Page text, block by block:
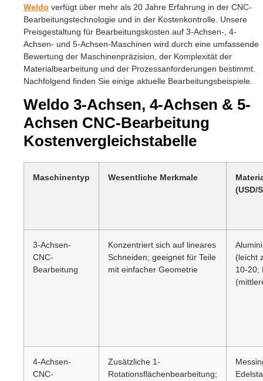
Weldo verfügt über mehr als 20 Jahre Erfahrung in der CNC-
Bearbeitungstechnologie und in der Kostenkontrolle. Unsere
Preisgestaltung für Bearbeitungskosten auf 3-Achsen-, 4-
Achsen- und 5-Achsen-Maschinen wird durch eine umfassende
Bewertung der Maschinenpräzision, der Komplexität der
Materialbearbeitung und der Prozessanforderungen bestimmt.
Nachfolgend finden Sie einige aktuelle Bearbeitungsbeispiele.
Weldo 3-Achsen, 4-Achsen & 5-
Achsen CNC-Bearbeitung
Kostenvergleichstabelle
Maschinentyp Wesentliche Merkmale
(USD/
3-Achsen-
CNC-
Bearbeitung
Konzentriert sich auf lineares
Schneiden; geeignet für Teile
mit einfacher Geometrie
(leicht
10-20;
4-Achsen-
CNC-
Zusätzliche 1-
Rotationsflächenbearbeitung;